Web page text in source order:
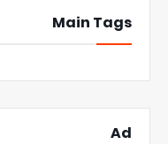
Main Tags
Ad